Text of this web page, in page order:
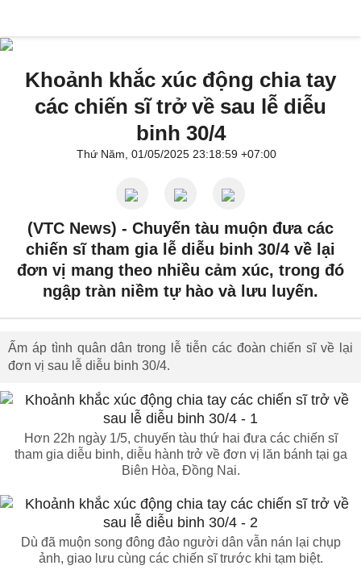
Khoảnh khắc xúc động chia tay
các chiến sĩ trở về sau lễ diễu
binh 30/4
Thứ Năm, 01/05/2025 23:18:59 +07:00
(VTC News) - Chuyến tàu muộn đưa các
chiến sĩ tham gia lễ diễu binh 30/4 về lại
đơn vị mang theo nhiều cảm xúc, trong đó
ngập tràn niềm tự hào và lưu luyến.
Ấm áp tình quân dân trong lễ tiễn các đoàn chiến sĩ về lại
đơn vị sau lễ diễu binh 30/4.
Hơn 22h ngày 1/5, chuyến tàu thứ hai đưa các chiến sĩ
tham gia diễu binh, diễu hành trở về đơn vị lăn bánh tại ga
Biên Hòa, Đồng Nai.
Dù đã muộn song đông đảo người dân vẫn nán lại chụp
ảnh, giao lưu cùng các chiến sĩ trước khi tạm biệt.